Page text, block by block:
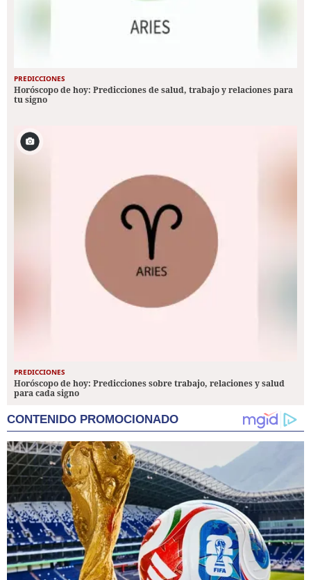
PREDICCIONES
Horóscopo de hoy: Predicciones de salud, trabajo y relaciones para
tu signo
PREDICCIONES
Horóscopo de hoy: Predicciones sobre trabajo, relaciones y salud
para cada signo
CONTENIDO PROMOCIONADO